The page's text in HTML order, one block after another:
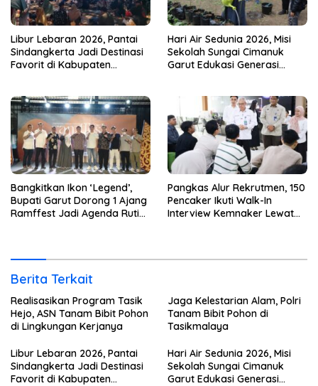
Libur Lebaran 2026, Pantai
Sindangkerta Jadi Destinasi
Favorit di Kabupaten
Hari Air Sedunia 2026, Misi
Sekolah Sungai Cimanuk
Garut Edukasi Generasi
Bangkitkan Ikon ‘Legend’,
Bupati Garut Dorong 1 Ajang
Ramffest Jadi Agenda Rutin
Pangkas Alur Rekrutmen, 150
Pencaker Ikuti Walk-In
Interview Kemnaker Lewat
Berita Terkait
Realisasikan Program Tasik
Hejo, ASN Tanam Bibit Pohon
di Lingkungan Kerjanya
Jaga Kelestarian Alam, Polri
Tanam Bibit Pohon di
Tasikmalaya
Libur Lebaran 2026, Pantai
Sindangkerta Jadi Destinasi
Favorit di Kabupaten
Hari Air Sedunia 2026, Misi
Sekolah Sungai Cimanuk
Garut Edukasi Generasi